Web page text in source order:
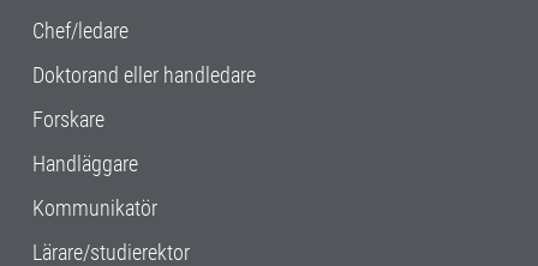
Chef/ledare
Doktorand eller handledare
Forskare
Handläggare
Kommunikatör
Lärare/studierektor